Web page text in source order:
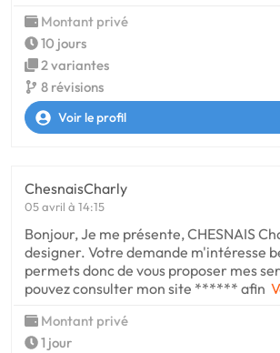
Montant privé
10 jours
2 variantes
8 révisions
Voir le profil
ChesnaisCharly
05 avril à 14:15
Bonjour, Je me présente, CHESNAIS
designer. Votre demande m'intéresse
permets donc de vous proposer mes
pouvez consulter mon site ****** afin
Montant privé
1 jour